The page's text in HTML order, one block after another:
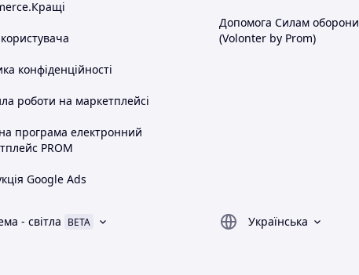
конфіденційності
роботи на маркетплейсі
програма електронний
PROM
Google Ads
Допомога Силам оборони
(Volonter by Prom)
- світла BETA
Українська